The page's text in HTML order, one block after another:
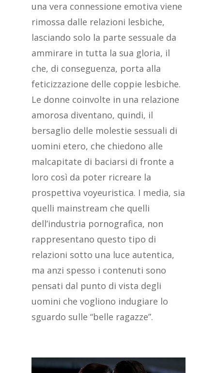
una vera connessione emotiva viene
rimossa dalle relazioni lesbiche,
lasciando solo la parte sessuale da
ammirare in tutta la sua gloria, il
che, di conseguenza, porta alla
feticizzazione delle coppie lesbiche.
Le donne coinvolte in una relazione
amorosa diventano, quindi, il
bersaglio delle molestie sessuali di
uomini etero, che chiedono alle
malcapitate di baciarsi di fronte a
loro così da poter ricreare la
prospettiva voyeuristica. I media, sia
quelli mainstream che quelli
dell’industria pornografica, non
rappresentano questo tipo di
relazioni sotto una luce autentica,
ma anzi spesso i contenuti sono
pensati dal punto di vista degli
uomini che vogliono indugiare lo
sguardo sulle “belle ragazze”.